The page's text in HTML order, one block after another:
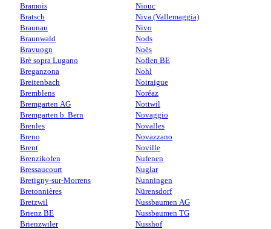
Bramois
Bratsch
Braunau
Braunwald
Bravuogn
Brè sopra Lugano
Breganzona
Breitenbach
Bremblens
Bremgarten AG
Bremgarten b. Bern
Brenles
Breno
Brent
Brenzikofen
Bressaucourt
Bretigny-sur-Morrens
Bretonnières
Bretzwil
Brienz BE
Brienzwiler
Niouc
Niva (Vallemaggia)
Nivo
Nods
Noës
Noflen BE
Nohl
Noiraigue
Noréaz
Nottwil
Novaggio
Novalles
Novazzano
Noville
Nufenen
Nuglar
Nunningen
Nürensdorf
Nussbaumen AG
Nussbaumen TG
Nusshof